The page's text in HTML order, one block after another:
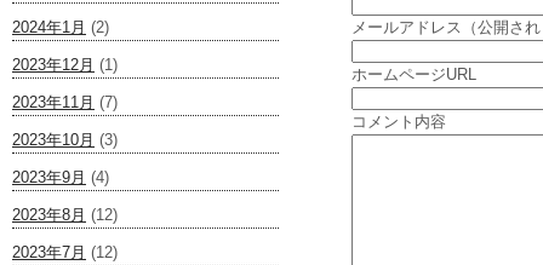
2024年1月 (2)
2023年12月 (1)
2023年11月 (7)
2023年10月 (3)
2023年9月 (4)
2023年8月 (12)
2023年7月 (12)
メールアドレス（公開さ
ホームページURL
コメント内容